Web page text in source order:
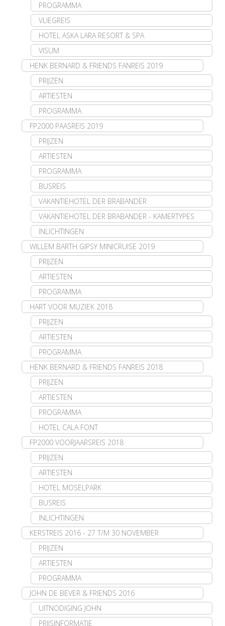
PROGRAMMA
VLIEGREIS
HOTEL ASKA LARA RESORT & SPA
VISUM
HENK BERNARD & FRIENDS FANREIS 2019
PRIJZEN
ARTIESTEN
PROGRAMMA
FP2000 PAASREIS 2019
PRIJZEN
ARTIESTEN
PROGRAMMA
BUSREIS
VAKANTIEHOTEL DER BRABANDER
VAKANTIEHOTEL DER BRABANDER - KAMERTYPES
INLICHTINGEN
WILLEM BARTH GIPSY MINICRUISE 2019
PRIJZEN
ARTIESTEN
PROGRAMMA
HART VOOR MUZIEK 2018
PRIJZEN
ARTIESTEN
PROGRAMMA
HENK BERNARD & FRIENDS FANREIS 2018
PRIJZEN
ARTIESTEN
PROGRAMMA
HOTEL CALA FONT
FP2000 VOORJAARSREIS 2018
PRIJZEN
ARTIESTEN
HOTEL MOSELPARK
BUSREIS
INLICHTINGEN
KERSTREIS 2016 - 27 T/M 30 NOVEMBER
PRIJZEN
ARTIESTEN
PROGRAMMA
JOHN DE BEVER & FRIENDS 2016
UITNODIGING JOHN
PRIJSINFORMATIE